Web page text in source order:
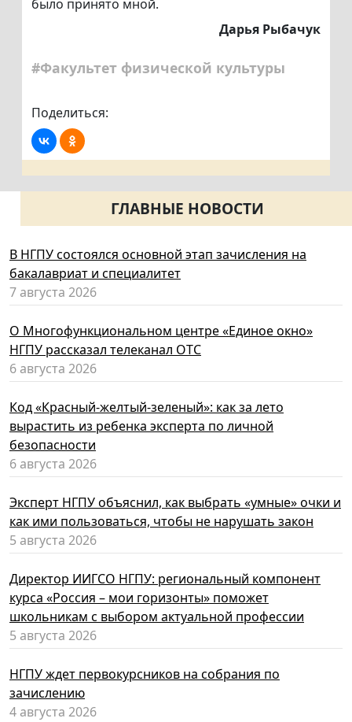
было принято мной.
Дарья Рыбачук
#Факультет физической культуры
Поделиться:
ГЛАВНЫЕ НОВОСТИ
В НГПУ состоялся основной этап зачисления на
бакалавриат и специалитет
7 августа 2026
О Многофункциональном центре «Единое окно»
НГПУ рассказал телеканал ОТС
6 августа 2026
Код «Красный-желтый-зеленый»: как за лето
вырастить из ребенка эксперта по личной
безопасности
6 августа 2026
Эксперт НГПУ объяснил, как выбрать «умные» очки и
как ими пользоваться, чтобы не нарушать закон
5 августа 2026
Директор ИИГСО НГПУ: региональный компонент
курса «Россия – мои горизонты» поможет
школьникам с выбором актуальной профессии
5 августа 2026
НГПУ ждет первокурсников на собрания по
зачислению
4 августа 2026